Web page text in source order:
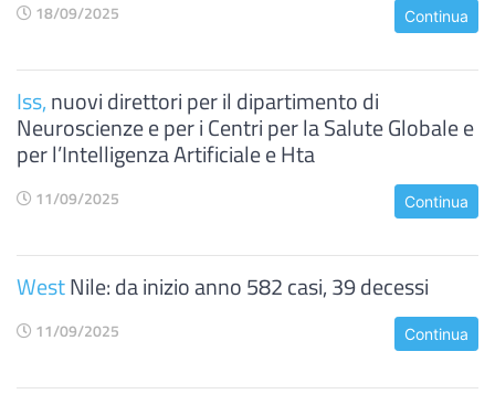
18/09/2025 Continua
Iss,nuovi direttori per il dipartimento di
Neuroscienze e per i Centri per la Salute Globale e
per l’Intelligenza Artificiale e Hta
11/09/2025 Continua
WestNile: da inizio anno 582 casi, 39 decessi
11/09/2025 Continua